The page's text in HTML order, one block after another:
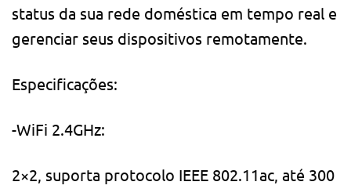
status da sua rede doméstica em tempo real e
gerenciar seus dispositivos remotamente.
Especificações:
-WiFi 2.4GHz:
2×2, suporta protocolo IEEE 802.11ac, até 300